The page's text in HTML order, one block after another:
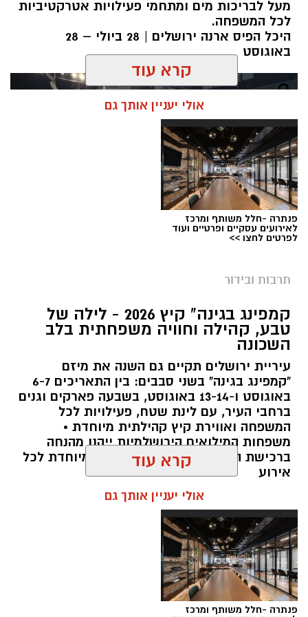
מעל לבריכות מים ומתחמי פעילויות אטרקטיביות
לכל המשפחה.
היכל הפיס ארנה ירושלים | 28 ביולי – 28
באוגוסט
מערכת ירושלים נט / 10:00 28.07.26
תגים:פארק המים
עיריית ירושלים, באמצעות החברה העירונית
"אריאל", מרעננת את הקיץ הירושלמי עם ארנה
PARK - פארק המים האתגרי של ירושלים, שייפתח
היום (ג', 28 ביולי ) בהיכל הפיס ארנה בירושלים.
הפארק החדש יתפרס על פני שני מתחמים
מרכזיים, מתחם חיצוני פתוח ומתחם פנימי מקורה.
המתחם החיצוני יכלול מגוון מתנפחי ענק של
חווייתית לכל המשפחה. בחלל הפנימי של היכל
הפיס ארנה יוקם מתחם מתקנים אתגריים ייחודי
מעל לבריכות מים, שיעניק לילדים ובני נוער חוויה
ספורטיבית, אקטיבית ומלאת אדרנלין.
ארנה PARK יפעל עד סוף חופשת הקיץ. שעות
קרא עוד
אולי יעניין אותך גם
פנתרה -חלל משותף ומרכז
לאירועים עסקיים ופרטיים ועוד
לפרטים לחצו >>
תרבות ובידור
קמפינג בגינה" קיץ 2026 - לילה של
טבע, קהילה וחוויה משפחתית בלב
השכונה
עיריית ירושלים תקיים גם השנה את מיזם
"קמפינג בגינה" בשני סבבים: בין התאריכים 6-7
באוגוסט ו-13-14 באוגוסט, בשבעה פארקים וגנים
ברחבי העיר, עם לינת שטח, פעילויות לכל
המשפחה ואווירת קיץ קהילתית מיוחדת •
משפחות המילואים הירושלמיות ייהנו מהנחה
ברכישת הכרטיסים ושמירת הקצאה מיוחדת לכל
אירוע
קרא עוד
אולי יעניין אותך גם
פנתרה -חלל משותף ומרכז